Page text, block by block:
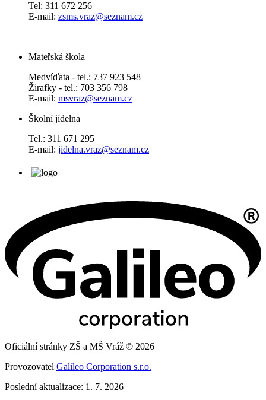
Tel: 311 672 256
E-mail: zsms.vraz@seznam.cz
Mateřská škola
Medvíďata - tel.: 737 923 548
Žirafky - tel.: 703 356 798
E-mail: msvraz@seznam.cz
Školní jídelna
Tel.: 311 671 295
E-mail: jidelna.vraz@seznam.cz
Oficiální stránky ZŠ a MŠ Vráž © 2026
Provozovatel Galileo Corporation s.r.o.
Poslední aktualizace: 1. 7. 2026